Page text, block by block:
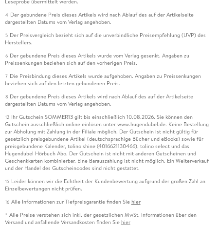
4 Der gebundene Preis dieses Artikels wird nach Ablauf des auf der Artikelseite
dargestellten Datums vom Verlag angehoben.
5 Der Preisvergleich bezieht sich auf die unverbindliche Preisempfehlung (UVP) des
Herstellers.
6 Der gebundene Preis dieses Artikels wurde vom Verlag gesenkt. Angaben zu
Preissenkungen beziehen sich auf den vorherigen Preis.
7 Die Preisbindung dieses Artikels wurde aufgehoben. Angaben zu Preissenkungen
beziehen sich auf den letzten gebundenen Preis.
8 Der gebundene Preis dieses Artikels wird nach Ablauf des auf der Artikelseite
dargestellten Datums vom Verlag angehoben.
12 Ihr Gutschein SOMMER13 gilt bis einschließlich 10.08.2026. Sie können den
Gutschein ausschließlich online einlösen unter www.hugendubel.de. Keine Bestellung
zur Abholung mit Zahlung in der Filiale möglich. Der Gutschein ist nicht gültig für
gesetzlich preisgebundene Artikel (deutschsprachige Bücher und eBooks) sowie für
preisgebundene Kalender, tolino shine (4016621130466), tolino select und das
Hugendubel Hörbuch Abo. Der Gutschein ist nicht mit anderen Gutscheinen und
Geschenkkarten kombinierbar. Eine Barauszahlung ist nicht möglich. Ein Weiterverkauf
und der Handel des Gutscheincodes sind nicht gestattet.
15 Leider können wir die Echtheit der Kundenbewertung aufgrund der großen Zahl an
Einzelbewertungen nicht prüfen.
16 Alle Informationen zur Tiefpreisgarantie finden Sie hier
* Alle Preise verstehen sich inkl. der gesetzlichen MwSt. Informationen über den
Versand und anfallende Versandkosten finden Sie hier